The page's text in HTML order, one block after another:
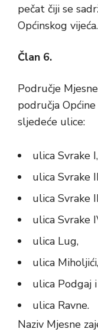
pečat čiji se
Općinskog vijeća.
Član 6.
Područje
područja
sljedeće ulice:
ulica Svrake I,
ulica Svrake
ulica Svrake
ulica Svrake
ulica Lug,
ulica Miholjići,
ulica Podgaj i
ulica Ravne.
Naziv Mjesne